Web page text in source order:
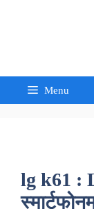
Menu
lg k61 :